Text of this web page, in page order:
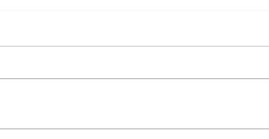
ומתי להרפות